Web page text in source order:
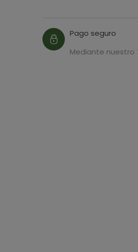
Pago seguro
Mediante nuestro